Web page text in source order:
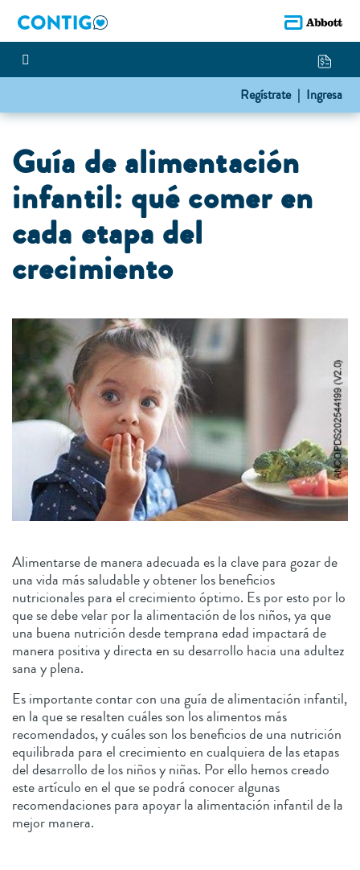
Regístrate | Ingresa
Guía de alimentación
infantil: qué comer en
cada etapa del
crecimiento
Alimentarse de manera adecuada es la clave para gozar de
una vida más saludable y obtener los beneficios
nutricionales para el crecimiento óptimo. Es por esto por lo
que se debe velar por la alimentación de los niños, ya que
una buena nutrición desde temprana edad impactará de
manera positiva y directa en su desarrollo hacia una adultez
sana y plena.
Es importante contar con una guía de alimentación infantil,
en la que se resalten cuáles son los alimentos más
recomendados, y cuáles son los beneficios de una nutrición
equilibrada para el crecimiento en cualquiera de las etapas
del desarrollo de los niños y niñas. Por ello hemos creado
este artículo en el que se podrá conocer algunas
recomendaciones para apoyar la alimentación infantil de la
mejor manera.